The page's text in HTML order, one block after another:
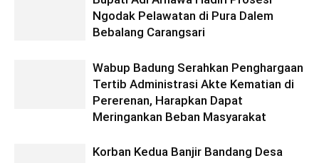
Ngodak Pelawatan di Pura Dalem
Bebalang Carangsari
Wabup Badung Serahkan Penghargaan
Tertib Administrasi Akte Kematian di
Pererenan, Harapkan Dapat
Meringankan Beban Masyarakat
Korban Kedua Banjir Bandang Desa